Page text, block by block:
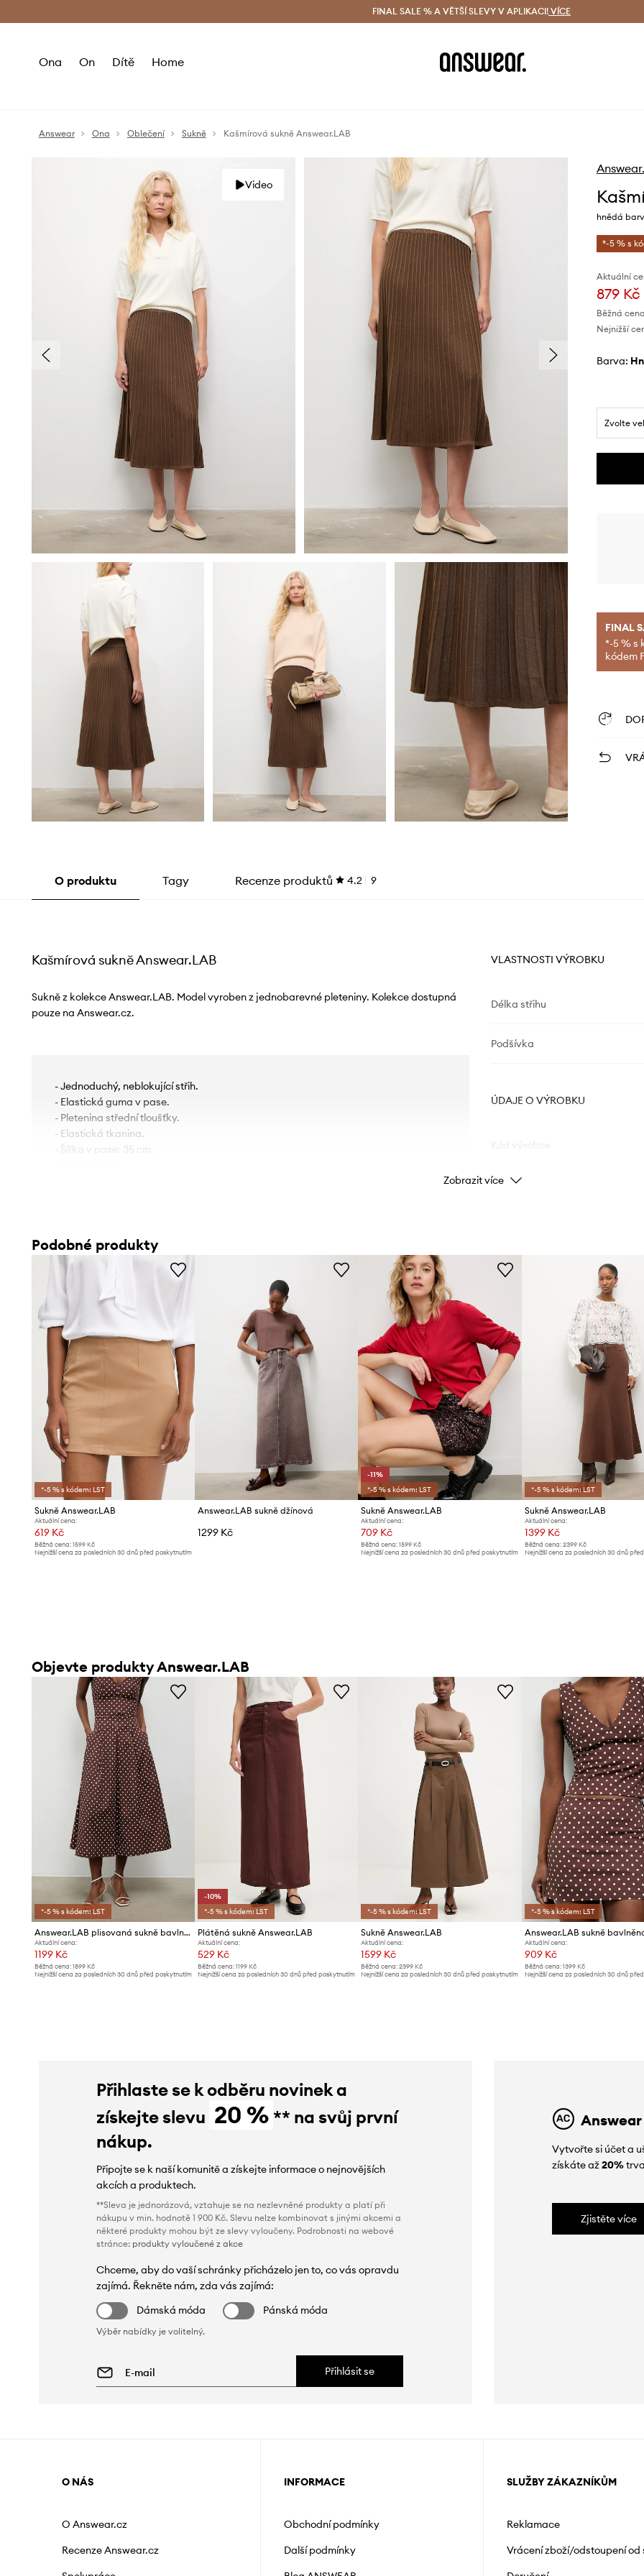
Doručení a vrácení zdarma (od 1800 Kč) Doručení i do 24 h
FINAL SALE % A VĚTŠÍ SLEVY V APLIKACI! VÍCE
Ona On Dítě Home
Answear Ona Oblečení Sukně Kašmírová sukně Answear.LAB
Video
hnědá
*-5 % s
Aktuální
879 Kč
Běžná
Nejnižší
Barva:
Zvolte
FINAL
*-5 % s
kódem
O produktu Tagy Recenze produktů 4.2 9
Kašmírová sukně Answear.LAB
Sukně z kolekce Answear.LAB. Model vyroben z jednobarevné pleteniny. Kolekce dostupná
pouze na Answear.cz.
- Jednoduchý, neblokující střih.
- Elastická guma v pase.
- Pletenina střední tloušťky.
- Elastická tkanina.
- Šířka v pase: 35 cm.
VLASTNOSTI VÝROBKU
Délka střihu
Podšívka
ÚDAJE O VÝROBKU
Barva
Výrobce
Zobrazit více
Podobné produkty
*-5 % s kódem: LST
Sukně Answear.LAB
Aktuální cena:
619 Kč
Běžná cena: 1599 Kč
Nejnižší cena za posledních 30 dnů před poskytnutím
Answear.LAB sukně džínová
1299 Kč
-11%
*-5 % s kódem: LST
Sukně Answear.LAB
Aktuální cena:
709 Kč
Běžná cena: 1599 Kč
Nejnižší cena za posledních 30 dnů před poskytnutím
*-5 % s kódem: LST
Sukně Answear.LAB
Aktuální cena:
1399 Kč
Běžná cena: 2399 Kč
Nejnižší cena za posledních 30 dnů
Objevte produkty Answear.LAB
*-5 % s kódem: LST
Answear.LAB plisovaná sukně bavlněná s elastanem
Aktuální cena:
1199 Kč
Běžná cena: 1899 Kč
Nejnižší cena za posledních 30 dnů před poskytnutím
-10%
*-5 % s kódem: LST
Plátěná sukně Answear.LAB
Aktuální cena:
529 Kč
Běžná cena:1199 Kč
Nejnižší cena za posledních 30 dnů před poskytnutím
*-5 % s kódem: LST
Sukně Answear.LAB
Aktuální cena:
1599 Kč
Běžná cena: 2399 Kč
Nejnižší cena za posledních 30 dnů před poskytnutím
*-5 % s kódem: LST
Aktuální cena:
909 Kč
Běžná cena: 1399 Kč
Nejnižší cena za posledních 30 dnů
Přihlaste se k odběru novinek a
získejte slevu 20 % ** na svůj první
nákup.
Připojte se k naší komunitě a získejte informace o nejnovějších
akcích a produktech.
**Sleva je jednorázová, vztahuje se na nezlevněné produkty a platí při
nákupu v min. hodnotě 1 900 Kč. Slevu nelze kombinovat s jinými akcemi a
některé produkty mohou být ze slevy vyloučeny. Podrobnosti na webové
stránce: produkty vyloučené z akce
Chceme, aby do vaší schránky přicházelo jen to, co vás opravdu
zajímá. Řekněte nám, zda vás zajímá:
Dámská móda
Pánská móda
Výběr nabídky je volitelný.
Přihlásit se
Vytvořte si účet a
získáte až20%
Zjistěte více
O NÁS
O Answear.cz
Recenze Answear.cz
INFORMACE
Obchodní podmínky
Další podmínky
SLUŽBY ZÁKAZNÍKŮM
Reklamace
Vrácení zboží/odstoupení od